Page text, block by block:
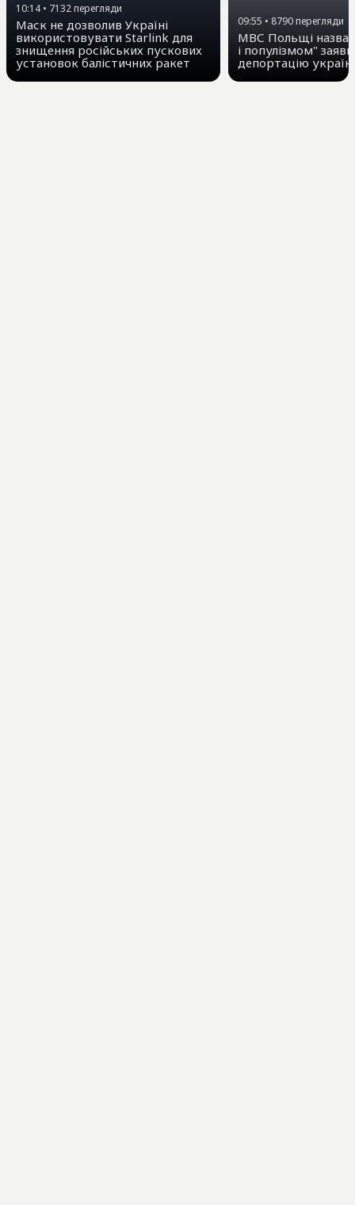
10:14 • 7132перегляди
Маск не дозволив Україні
використовувати Starlink для
знищення російських пускових
установок балістичних ракет
09:55 • 8790перегляди
МВС Польщі
і популізмом"
депортацію